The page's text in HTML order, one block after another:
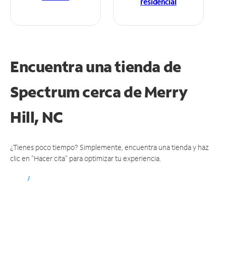
Encuentra una tienda de
Spectrumcerca de Merry
Hill, NC
¿Tienes poco tiempo? Simplemente, encuentra una tienda y haz
clic en "Hacer cita" para optimizar tu experiencia.